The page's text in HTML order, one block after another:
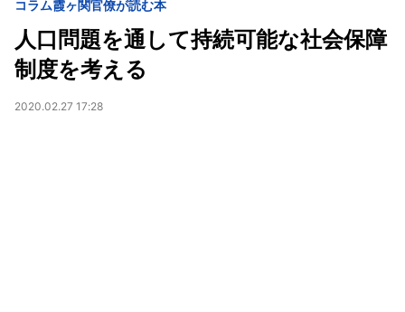
コラム霞ヶ関官僚が読む本
人口問題を通して持続可能な社会保障
制度を考える
2020.02.27 17:28